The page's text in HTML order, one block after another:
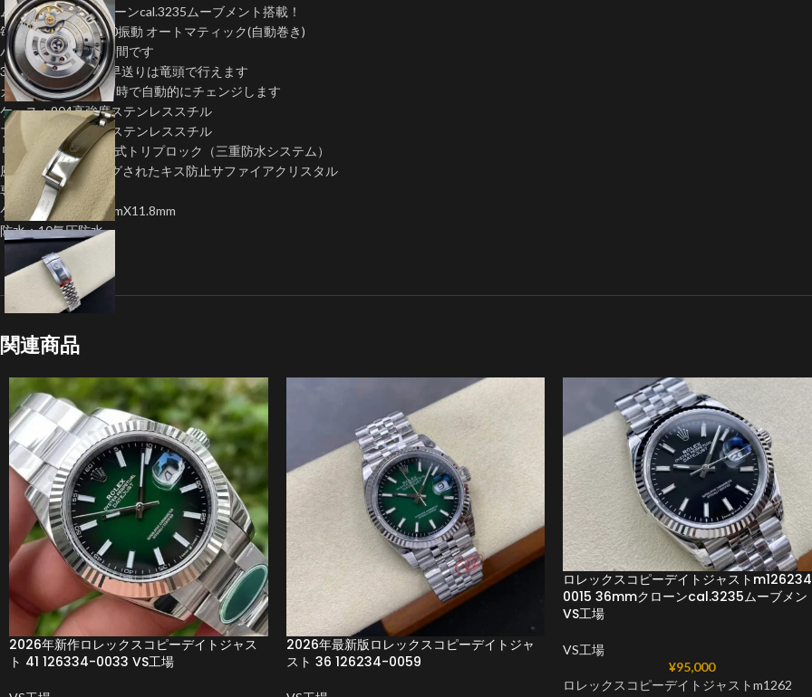
ムーブメント：クローンcal.3235ムーブメント搭載！
毎秒８振動 ・ 28800振動 オートマティック(自動巻き)
パワーリザーブ70時間です
3時位置カレンダー早送りは竜頭で行えます
カレンダーは深夜12時で自動的にチェンジします
ケース：904高強度ステンレススチル
ブレス：904高強度ステンレススチル
リューズ：ネジ込み式トリプロック（三重防水システム）
風防:ARコーティングされたキス防止サファイアクリスタル
専用バックル搭載
ケース直径：約41mmX11.8mm
防水：10気圧防水
関連商品
2026年新作ロレックスコピーデイトジャス
ト 41 126334-0033 VS工場
2026年最新版ロレックスコピーデイトジャ
スト 36 126234-0059
ロレックスコピーデイトジャスト
0015 36mmクローンcal.3235ムーブメン
VS工場
VS工場
¥95,000
ロレックスコピーデイトジャストm1262